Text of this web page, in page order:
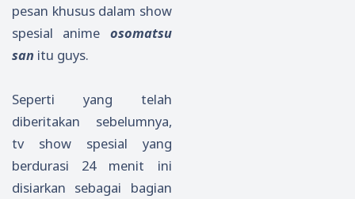
pesan khusus dalam show
spesial anime osomatsu
san itu guys.
Seperti yang telah
diberitakan sebelumnya,
tv show spesial yang
berdurasi 24 menit ini
disiarkan sebagai bagian